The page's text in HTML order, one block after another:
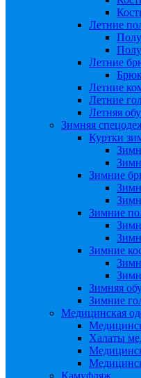
Летние
Летние
Летние
Летние
Летняя
Зимняя
Куртки
Зимние
Зимние
Зимние
Зимняя
Зимние
Медицинская
Халаты
Камуфляж